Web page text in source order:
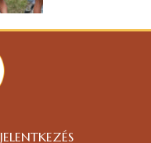
JELENTKEZÉS